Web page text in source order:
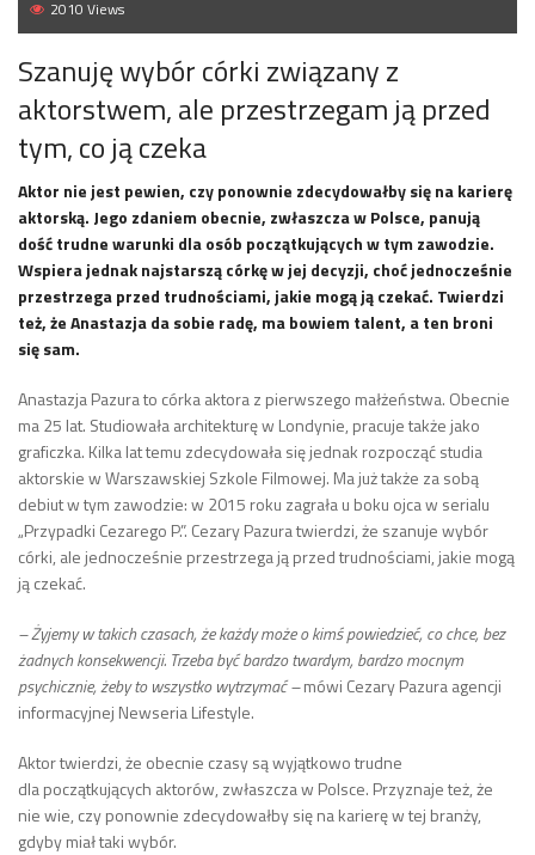
2010 Views
Szanuję wybór córki związany z
aktorstwem, ale przestrzegam ją przed
tym, co ją czeka
Aktor nie jest pewien, czy ponownie zdecydowałby się na karierę
aktorską. Jego zdaniem obecnie, zwłaszcza w Polsce, panują
dość trudne warunki dla osób początkujących w tym zawodzie.
Wspiera jednak najstarszą córkę w jej decyzji, choć jednocześnie
przestrzega przed trudnościami, jakie mogą ją czekać. Twierdzi
też, że Anastazja da sobie radę, ma bowiem talent, a ten broni
się sam.
Anastazja Pazura to córka aktora z pierwszego małżeństwa. Obecnie
ma 25 lat. Studiowała architekturę w Londynie, pracuje także jako
graficzka. Kilka lat temu zdecydowała się jednak rozpocząć studia
aktorskie w Warszawskiej Szkole Filmowej. Ma już także za sobą
debiut w tym zawodzie: w 2015 roku zagrała u boku ojca w serialu
„Przypadki Cezarego P.”. Cezary Pazura twierdzi, że szanuje wybór
córki, ale jednocześnie przestrzega ją przed trudnościami, jakie mogą
ją czekać.
– Żyjemy w takich czasach, że każdy może o kimś powiedzieć, co chce, bez
żadnych konsekwencji. Trzeba być bardzo twardym, bardzo mocnym
psychicznie, żeby to wszystko wytrzymać –mówi Cezary Pazura agencji
informacyjnej Newseria Lifestyle.
Aktor twierdzi, że obecnie czasy są wyjątkowo trudne
dla początkujących aktorów, zwłaszcza w Polsce. Przyznaje też, że
nie wie, czy ponownie zdecydowałby się na karierę w tej branży,
gdyby miał taki wybór.